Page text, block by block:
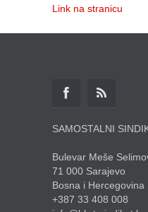
Link na stranicu
SAMOSTALNI
Bulevar Meše
71 000 Sarajevo
Bosna i Hercegovina
+387 33 408 008